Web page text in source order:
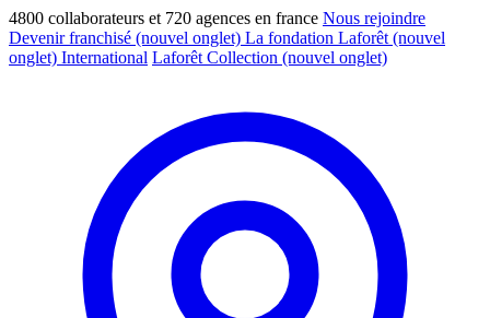
4800 collaborateurs et 720 agences en france Nous rejoindre
Devenir franchisé (nouvel onglet) La fondation Laforêt (nouvel
onglet) International Laforêt Collection (nouvel onglet)